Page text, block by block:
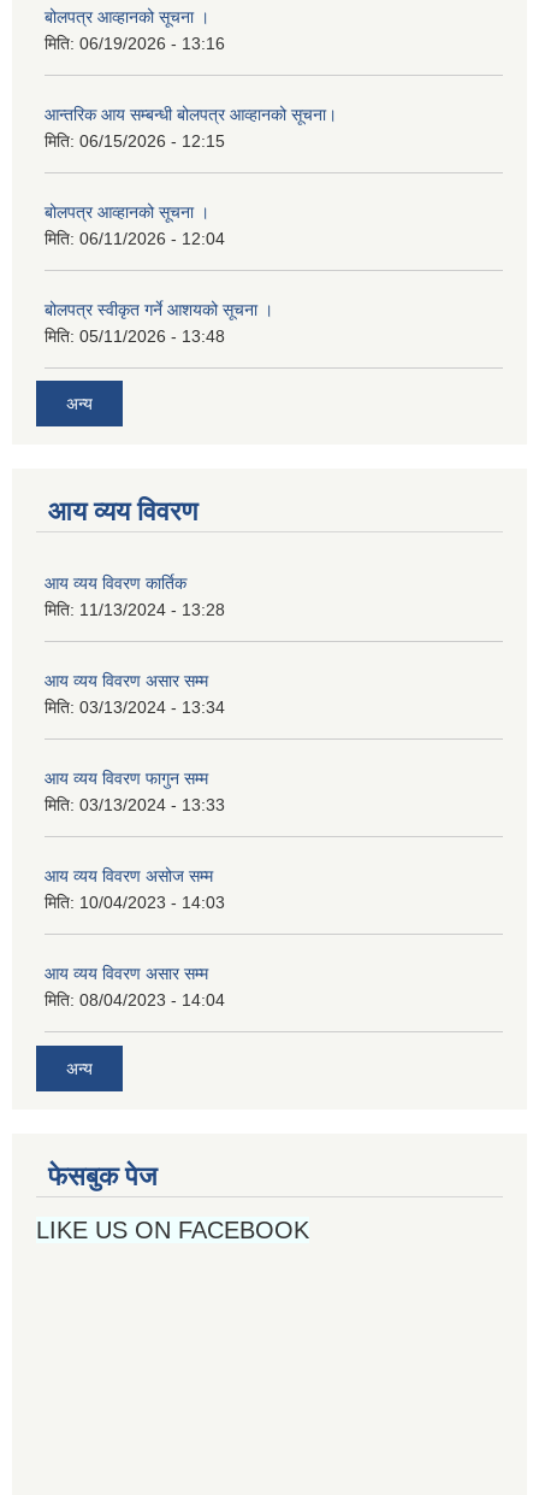
बोलपत्र आव्हानको सूचना ।
मिति: 06/19/2026 - 13:16
आन्तरिक आय सम्बन्धी बोलपत्र आव्हानको सूचना।
मिति: 06/15/2026 - 12:15
बोलपत्र आव्हानको सूचना ।
मिति: 06/11/2026 - 12:04
बोलपत्र स्वीकृत गर्ने आशयको सूचना ।
मिति: 05/11/2026 - 13:48
अन्य
आय व्यय विवरण
आय व्यय विवरण कार्तिक
मिति: 11/13/2024 - 13:28
आय व्यय विवरण असार सम्म
मिति: 03/13/2024 - 13:34
आय व्यय विवरण फागुन सम्म
मिति: 03/13/2024 - 13:33
आय व्यय विवरण असोज सम्म
मिति: 10/04/2023 - 14:03
आय व्यय विवरण असार सम्म
मिति: 08/04/2023 - 14:04
अन्य
फेसबुक पेज
LIKE US ON FACEBOOK